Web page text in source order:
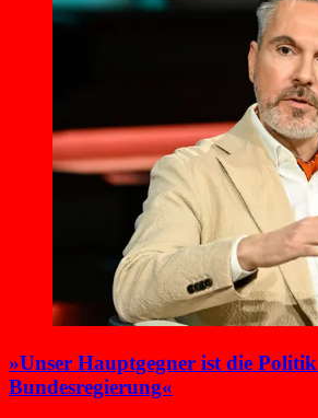
»Unser Hauptgegner ist die
Bundesregierung«